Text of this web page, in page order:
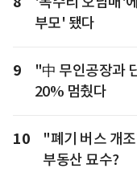
부모' 됐다
9
"中 무인공장과
20% 멈췄다
10
"폐기 버스 개
부동산 묘수?